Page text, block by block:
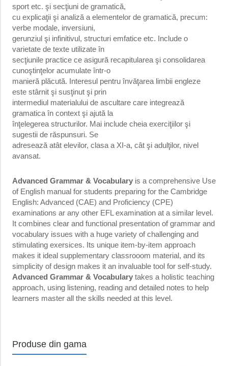
sport etc. şi secţiuni de gramatică,
cu explicaţii şi analiză a elementelor de gramatică, precum:
verbe modale, inversiuni,
gerunziul şi infinitivul, structuri emfatice etc. Include o
varietate de texte utilizate în
secţiunile practice ce asigură recapitularea şi consolidarea
cunoştinţelor acumulate într-o
manieră plăcută. Interesul pentru învăţarea limbii engleze
este stârnit şi susţinut şi prin
intermediul materialului de ascultare care integrează
gramatica în context şi ajută la
înţelegerea structurilor. Mai include cheia exerciţiilor şi
sugestii de răspunsuri. Se
adresează atât elevilor, clasa a XI-a, cât şi adulţilor, nivel
avansat.
Advanced Grammar & Vocabularyis a comprehensive Use
of English manual for students preparing for the Cambridge
English: Advanced (CAE) and Proficiency (CPE)
examinations ar any other EFL examination at a similar level.
It combines clear and functional presentation of grammar and
vocabulary issues with a huge variety of challenging and
stimulating exersices. Its unique item-by-item approach
makes it ideal supplementary classrooom material, and its
simplicity of design makes it an invaluable tool for self-study.
Advanced Grammar & Vocabularytakes a holistic teaching
approach, using listening, reading and detailed notes to help
learners master all the skills needed at this level.
Produse din gama